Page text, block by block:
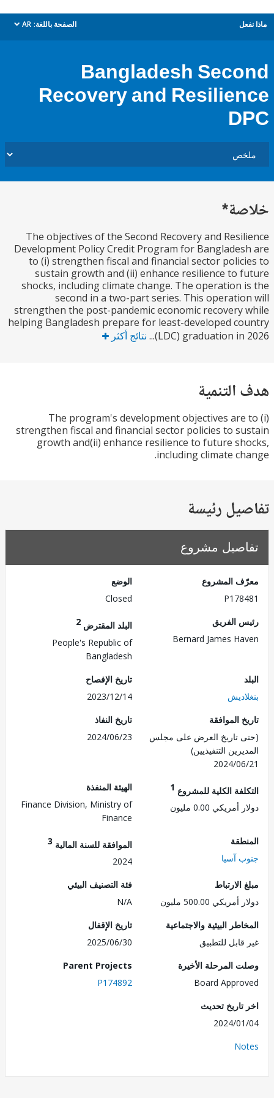
الصفحة باللغة: AR
dropdown
Bangladesh
Recovery and
The objectives of the Second Recovery and
Development Policy Credit Program for
to (i) strengthen fiscal and financial sector
sustain growth and (ii) enhance resilience to
shocks, including climate change. The
second in a two-part series. This
strengthen the post-pandemic economic
helping Bangladesh prepare for least-developed
(LDC) graduation in
نتائج أكثر
The program's development objectives
strengthen fiscal and financial sector policies to
growth and(ii) enhance resilience to future
including climate
رئيسة
مشروع
المشروع
الفريق
Bernard James
البلد المقترض
People's Republic of
Bangladesh
تاريخ الإفصاح
2023/12/14
الموافقة
تاريخ العرض على مجلس
التنفيذيين)
2024/
تاريخ النفاذ
2024/06/23
الكلية للمشروع1
0.00 مليون
الهيئة المنفذة
Finance Division, Ministry of
آسيا
الموافقة للسنة المالية3
500.00 مليون
فئة التصنيف البيئي
N/A
البيئية والاجتماعية
للتطبيق
تاريخ الإقفال
2025/06/30
المرحلة الأخيرة
Board
Parent Projects
P174892
تحديث
2024/